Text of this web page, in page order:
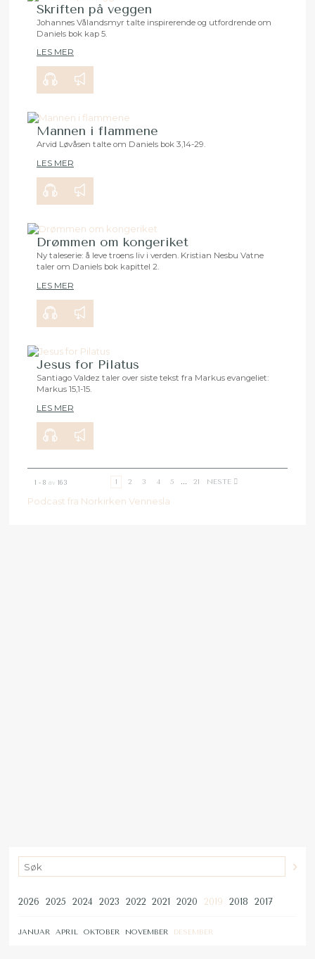
Skriften på veggen
Johannes Vålandsmyr talte inspirerende og utfordrende om
Daniels bok kap 5.
LES MER
Mannen i flammene
00:00
Arvid Løvåsen talte om Daniels bok 3,14-29.
LES MER
Drømmen om kongeriket
Ny taleserie: å leve troens liv i verden. Kristian Nesbu Vatne
taler om Daniels bok kapittel 2.
LES MER
Jesus for Pilatus
Santiago Valdez taler over siste tekst fra Markus evangeliet:
Markus 15,1-15.
LES MER
1 - 8av 163 1 2 3 4 5 ... 21 NESTE
Podcast fra Norkirken Vennesla
2026 2025 2024 2023 2022 2021 2020 2019 2018 2017
JANUAR APRIL OKTOBER NOVEMBER DESEMBER